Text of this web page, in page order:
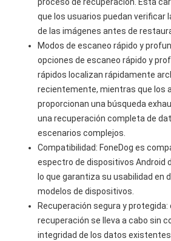
proceso de recuperación. Esta
que los usuarios puedan verificar
de las imágenes antes de
Modos de escaneo rápido y
opciones de escaneo rápido y
rápidos localizan rápidamente
recientemente, mientras que los
proporcionan una búsqueda
una recuperación completa de
escenarios complejos.
Compatibilidad: FoneDog es
espectro de dispositivos Android
lo que garantiza su usabilidad en
modelos de dispositivos.
Recuperación segura y protegida:
recuperación se lleva a cabo sin
integridad de los datos